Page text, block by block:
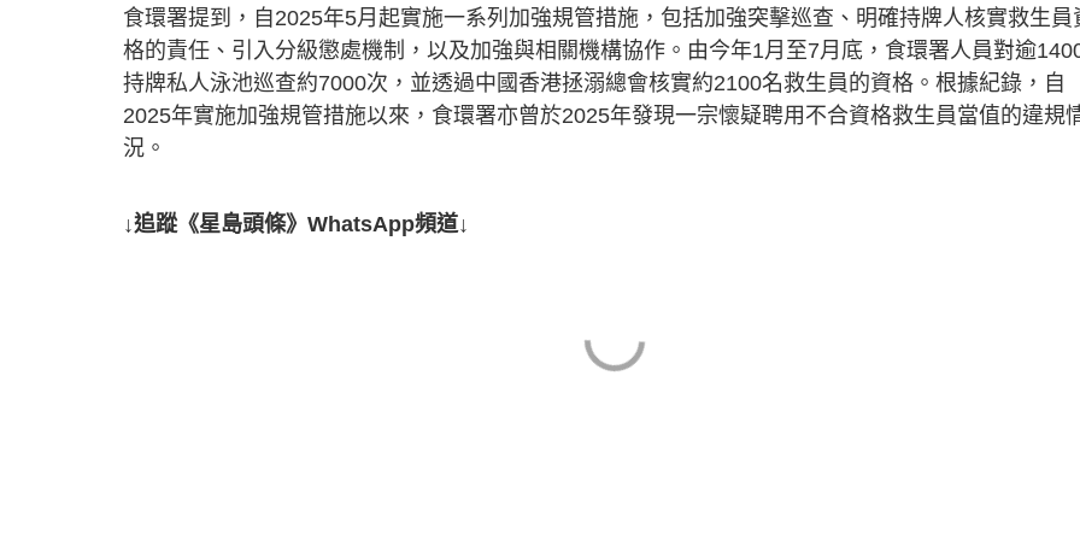
食環署提到，自2025年5月起實施一系列加強規管措施，包括加強突擊巡查、明確持牌人核實救生員
格的責任、引入分級懲處機制，以及加強與相關機構協作。由今年1月至7月底，食環署人員對逾
持牌私人泳池巡查約7000次，並透過中國香港拯溺總會核實約2100名救生員的資格。根據紀錄，自
2025年實施加強規管措施以來，食環署亦曾於2025年發現一宗懷疑聘用不合資格救生員當值的違規
況。
↓追蹤《星島頭條》WhatsApp頻道↓